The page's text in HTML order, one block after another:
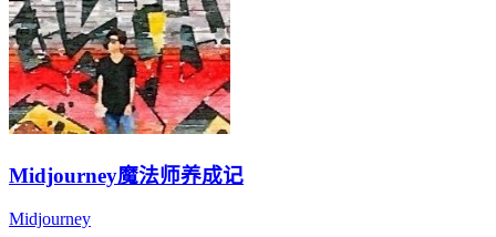
Midjourney魔法师养成记
Midjourney